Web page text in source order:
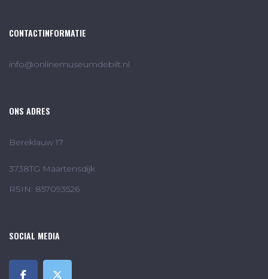
CONTACTINFORMATIE
info@onlinemuseumdebilt.nl
ONS ADRES
Bereklauw 17
3738TG Maartensdijk
RSIN: 857093526
SOCIAL MEDIA